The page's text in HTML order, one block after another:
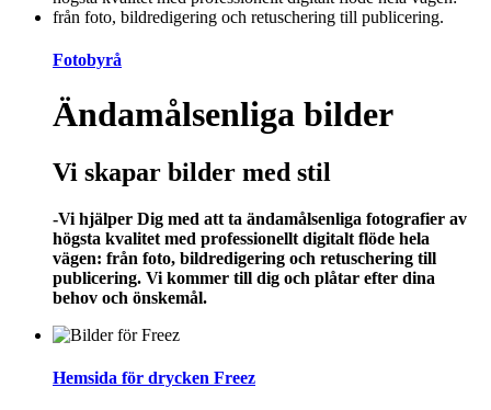
Fotobyrå
Ändamålsenliga bilder
Vi skapar bilder med stil
-Vi hjälper Dig med att ta ändamålsenliga fotografier av
högsta kvalitet med professionellt digitalt flöde hela
vägen: från foto, bildredigering och retuschering till
publicering. Vi kommer till dig och plåtar efter dina
behov och önskemål.
Hemsida för drycken Freez